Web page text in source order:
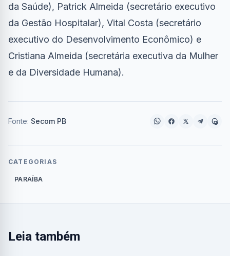
da Saúde), Patrick Almeida (secretário executivo
da Gestão Hospitalar), Vital Costa (secretário
executivo do Desenvolvimento Econômico) e
Cristiana Almeida (secretária executiva da Mulher
e da Diversidade Humana).
Fonte: Secom PB
CATEGORIAS
PARAÍBA
Leia também